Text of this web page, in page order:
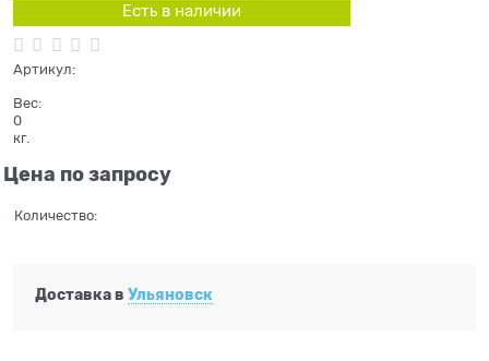
Есть в наличии
Артикул:
Вес:
0
кг.
Цена по запросу
Количество:
Доставка в Ульяновск